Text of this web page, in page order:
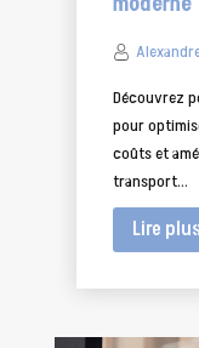
Découvrez
pour
coûts et
transport...
Lire plus